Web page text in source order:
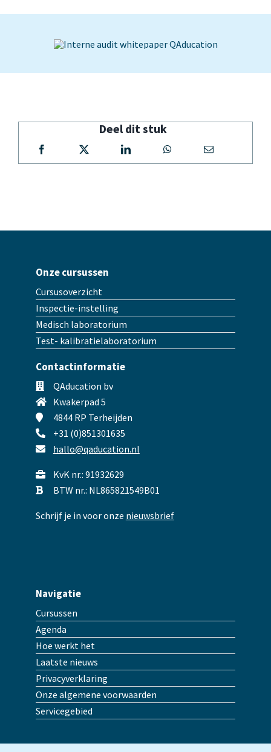
Deel dit stuk
Onze cursussen
Cursusoverzicht
Inspectie-instelling
Medisch laboratorium
Test- kalibratielaboratorium
Contactinformatie
QAducation bv
Kwakerpad 5
4844 RP Terheijden
+31 (0)851301635
hallo@qaducation.nl
KvK nr.: 91932629
BTW nr.: NL865821549B01
Schrijf je in voor onze nieuwsbrief
Navigatie
Cursussen
Agenda
Hoe werkt het
Laatste nieuws
Privacyverklaring
Onze algemene voorwaarden
Servicegebied